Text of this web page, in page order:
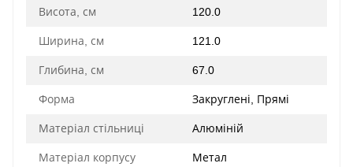
Висота, см 120.0
Ширина, см 121.0
Глибина, см 67.0
Форма Закруглені, Прямі
Матеріал стільниці Алюміній
Матеріал корпусу Метал